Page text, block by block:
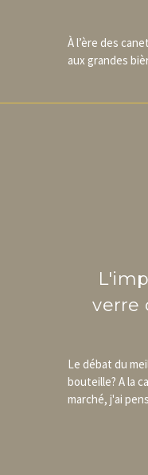
À l’ère des
aux grandes
verre
Le débat du
bouteille? A la
marché, j'ai